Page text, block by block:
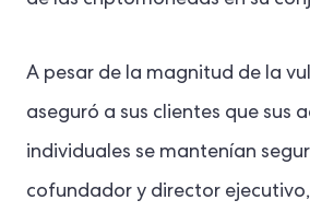
A pesar de la magnitud de la
aseguró a sus clientes que sus
individuales se mantenían
cofundador y director